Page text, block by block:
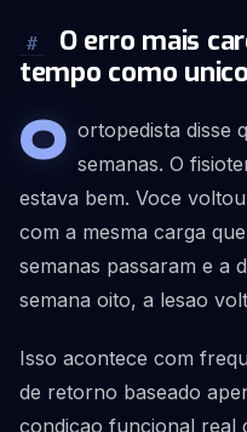
#
O erro mais
tempo como
O ortopedista disse
semanas. O
estava bem. Voce
com a mesma carga
semanas passaram e a
semana oito, a lesao
Isso acontece com
de retorno baseado
condicao funcional real